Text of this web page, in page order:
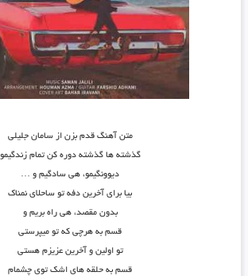
متن آهنگ قدم بزن از سامان جلیلی
گذشته ها گذشته دوره کن تمام زندگیمو
دیوونگیمو، هی سادگیم و …
بیا برای آخرین دفه تو ساحلای نمناک
بدون مقصد، هی راه بریم و
قسم به هرچی که تو میپرستی
تو اولین و آخرین عزیزم هستی
قسم به حلقه های اشک توی چشمام